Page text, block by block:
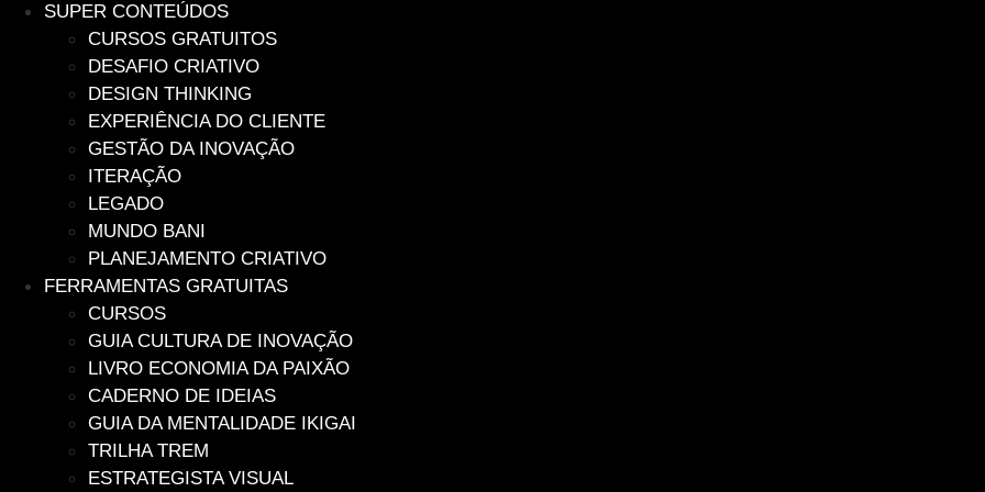
SUPER CONTEÚDOS
CURSOS GRATUITOS
DESAFIO CRIATIVO
DESIGN THINKING
EXPERIÊNCIA DO CLIENTE
GESTÃO DA INOVAÇÃO
ITERAÇÃO
LEGADO
MUNDO BANI
PLANEJAMENTO CRIATIVO
FERRAMENTAS GRATUITAS
CURSOS
GUIA CULTURA DE INOVAÇÃO
LIVRO ECONOMIA DA PAIXÃO
CADERNO DE IDEIAS
GUIA DA MENTALIDADE IKIGAI
TRILHA TREM
ESTRATEGISTA VISUAL